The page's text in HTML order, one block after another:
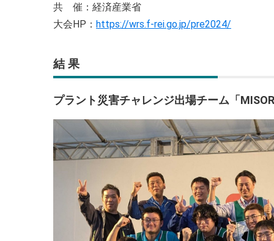
共 催：経済産業省
大会HP： https://wrs.f-rei.go.jp/pre2024/
結 果
プラント災害チャレンジ出場チーム「